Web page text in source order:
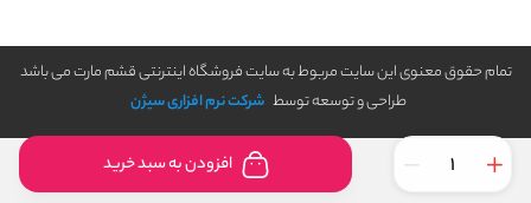
افزودن به سبد خرید
تمام حقوق معنوی این سایت مربوط به سایت فروشگاه اینترنتی قشم مارت می باشد
طراحی و توسعه توسط شرکت نرم افزاری سیژن